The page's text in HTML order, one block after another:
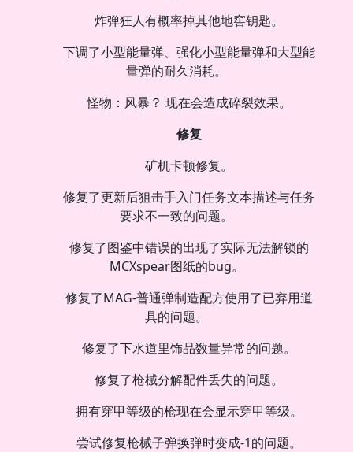
炸弹狂人有概率掉其他地窖钥匙。
下调了小型能量弹、强化小型能量弹和大型能
量弹的耐久消耗。
怪物：风暴？ 现在会造成碎裂效果。
修复
矿机卡顿修复。
修复了更新后狙击手入门任务文本描述与任务
要求不一致的问题。
修复了图鉴中错误的出现了实际无法解锁的
MCXspear图纸的bug。
修复了MAG-普通弹制造配方使用了已弃用道
具的问题。
修复了下水道里饰品数量异常的问题。
修复了枪械分解配件丢失的问题。
拥有穿甲等级的枪现在会显示穿甲等级。
尝试修复枪械子弹换弹时变成-1的问题。